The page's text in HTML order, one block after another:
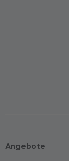
Angebote